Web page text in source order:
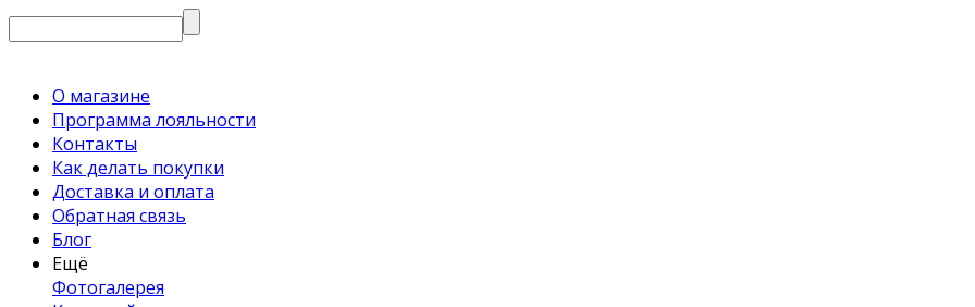
О магазине
Программа лояльности
Контакты
Как делать покупки
Доставка и оплата
Обратная связь
Блог
Ещё
Фотогалерея